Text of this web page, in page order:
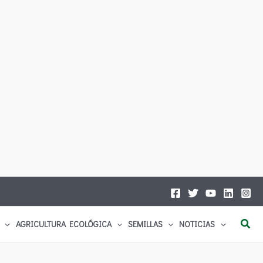
AGRICULTURA ECOLÓGICA SEMILLAS NOTICIAS